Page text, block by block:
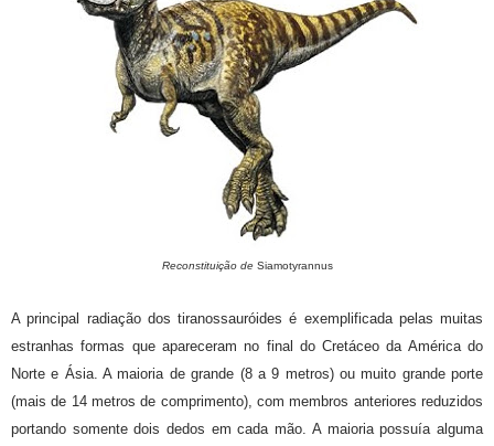
Reconstituição deSiamotyrannus
A principal radiação dos tiranossauróides é exemplificada pelas muitas
estranhas formas que apareceram no final do Cretáceo da América do
Norte e Ásia. A maioria de grande (8 a 9 metros) ou muito grande porte
(mais de 14 metros de comprimento), com membros anteriores reduzidos
portando somente dois dedos em cada mão. A maioria possuía alguma